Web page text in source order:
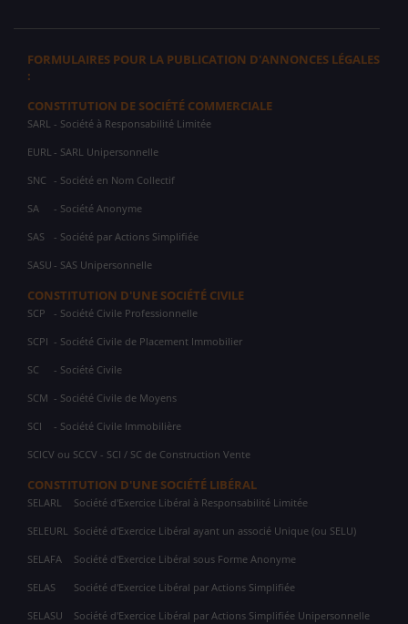
FORMULAIRES POUR LA PUBLICATION D'ANNONCES LÉGALES
:
CONSTITUTION DE SOCIÉTÉ COMMERCIALE
SARL - Société à Responsabilité Limitée
EURL - SARL Unipersonnelle
SNC - Société en Nom Collectif
SA - Société Anonyme
SAS - Société par Actions Simplifiée
SASU - SAS Unipersonnelle
CONSTITUTION D'UNE SOCIÉTÉ CIVILE
SCP - Société Civile Professionnelle
SCPI - Société Civile de Placement Immobilier
SC - Société Civile
SCM - Société Civile de Moyens
SCI - Société Civile Immobilière
SCICV ou SCCV - SCI / SC de Construction Vente
CONSTITUTION D'UNE SOCIÉTÉ LIBÉRAL
SELARL Société d'Exercice Libéral à Responsabilité Limitée
SELEURL Société d'Exercice Libéral ayant un associé Unique (ou SELU)
SELAFA Société d'Exercice Libéral sous Forme Anonyme
SELAS Société d'Exercice Libéral par Actions Simplifiée
SELASU Société d'Exercice Libéral par Actions Simplifiée Unipersonnelle